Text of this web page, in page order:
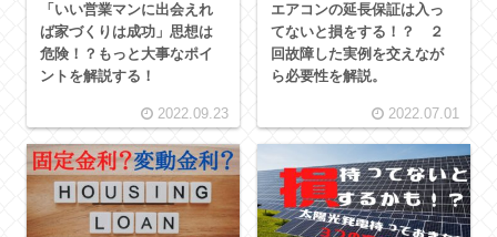
「いい営業マンに出会えれ
ば家づくりは成功」思想は
危険！？もっと大事なポイ
ントを解説する！
2022.09.23
エアコンの延長保証は入っ
てないと損をする！？ ２
回故障した実例を交えなが
ら必要性を解説。
2022.07.01